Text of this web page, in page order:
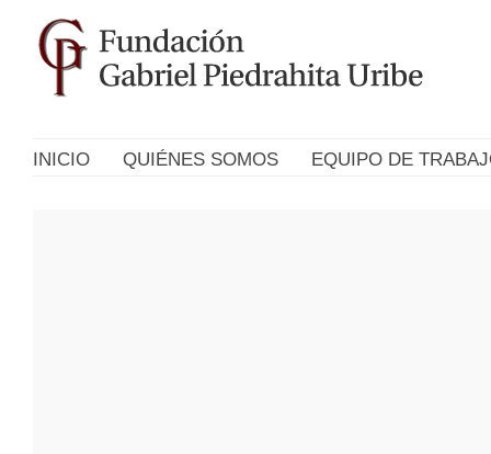
INICIO QUIÉNES SOMOS EQUIPO DE